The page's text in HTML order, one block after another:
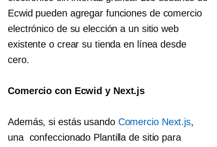
Ecwid pueden agregar funciones de comercio
electrónico de su elección a un sitio web
existente o crear su tienda en línea desde
cero.
Comercio con Ecwid y Next.js
Además, si estás usando Comercio Next.js,
una confeccionado Plantilla de sitio para